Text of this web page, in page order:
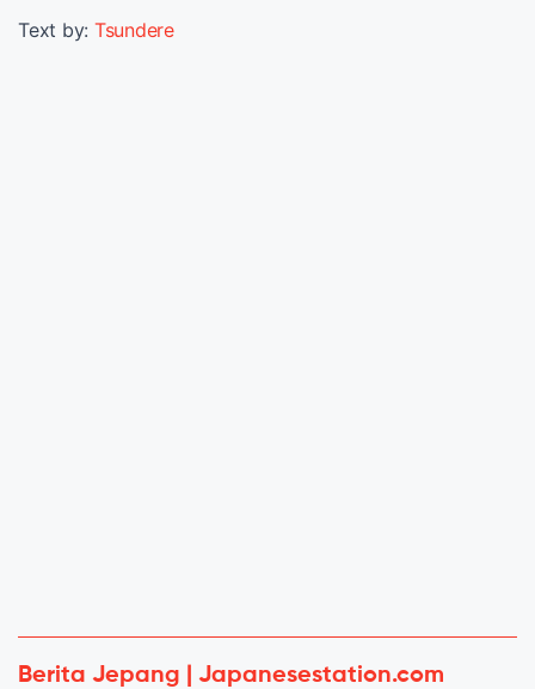
Text by: Tsundere
Berita Jepang | Japanesestation.com